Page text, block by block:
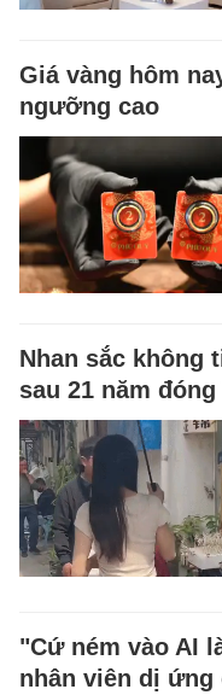
Giá vàng hôm
ngưỡng cao
Nhan sắc không
sau 21 năm
"Cứ ném vào AI
nhân viên dị ứng